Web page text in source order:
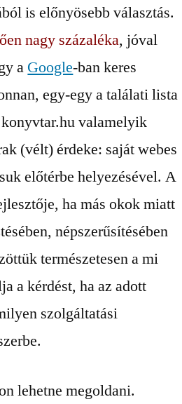
is előnyösebb választás.
nagy százaléka, jóval
a Google-ban keres
egy-egy a találati lista
valamelyik
(vélt) érdeke: saját webes
előtérbe helyezésével. A
ha más okok miatt
népszerűsítésében
természetesen a mi
a kérdést, ha az adott
szolgáltatási
lehetne megoldani.